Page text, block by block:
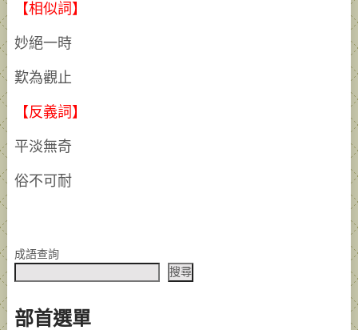
【相似詞】
妙絕一時
歎為觀止
【反義詞】
平淡無奇
俗不可耐
成語查詢
搜尋
部首選單